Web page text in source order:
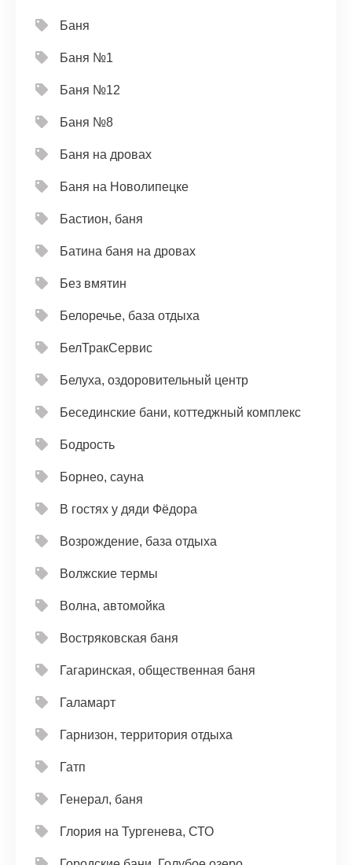
Баня
Баня №1
Баня №12
Баня №8
Баня на дровах
Баня на Новолипецке
Бастион, баня
Батина баня на дровах
Без вмятин
Белоречье, база отдыха
БелТракСервис
Белуха, оздоровительный центр
Бесединские бани, коттеджный комплекс
Бодрость
Борнео, сауна
В гостях у дяди Фёдора
Возрождение, база отдыха
Волжские термы
Волна, автомойка
Востряковская баня
Гагаринская, общественная баня
Галамарт
Гарнизон, территория отдыха
Гатп
Генерал, баня
Глория на Тургенева, СТО